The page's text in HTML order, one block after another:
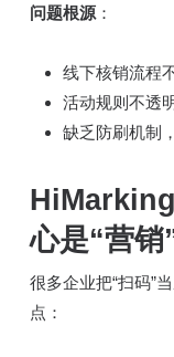
问题根源：
线下核销流程
活动规则不透
缺乏防刷机制
心是“营销
很多企业把“扫码”
点：